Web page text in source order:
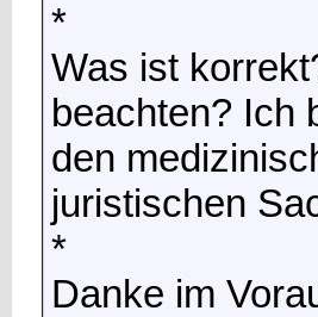
*
Was ist
beachten? Ich
den
juristischen
*
Danke im